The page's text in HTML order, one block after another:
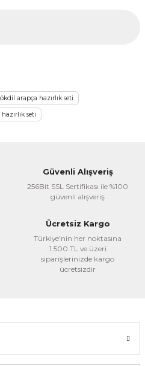
bulunuyor.
arapça hazırlık seti
seti
Güvenli Alışveriş
256Bit SSL Sertifikası ile %100
güvenli alışveriş
Ücretsiz Kargo
Türkiye'nin her noktasına
1.500 TL ve üzeri
siparişlerinizde kargo
ücretsizdir